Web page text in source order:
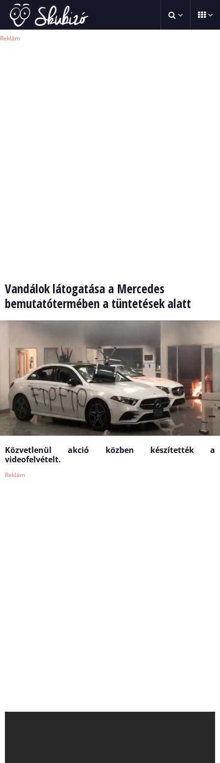
Reklám
Vandálok látogatása a Mercedes
bemutatótermében a tüntetések alatt
Közvetlenül akció közben készítették a
videofelvételt.
Reklám